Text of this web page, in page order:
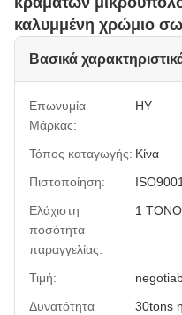
καλυμμένη χρώμιο
Βασικά
Επωνυμία
Μάρκας:
HY
Τόπος καταγωγής: Κίνα
Πιστοποίηση:
Ελάχιστη
ποσότητα
παραγγελίας:
1
Τιμή:
Δυνατότητα
30tons